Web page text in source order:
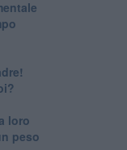
loro
peso